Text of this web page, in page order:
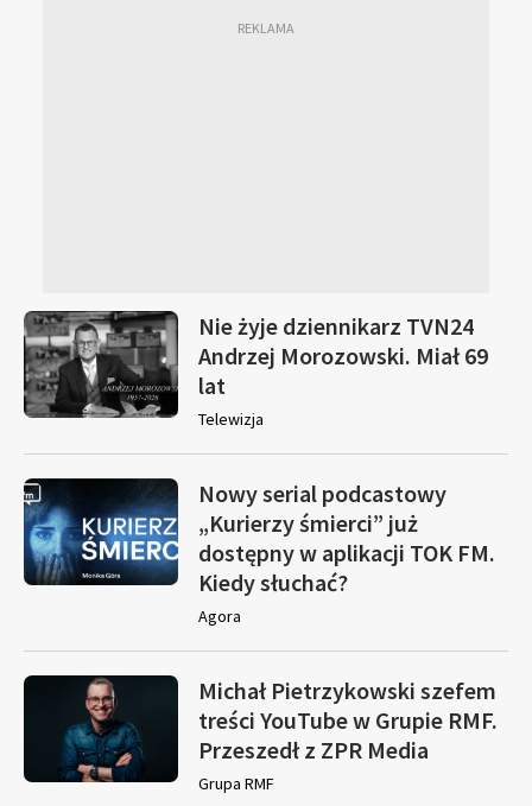
Nie żyje dziennikarz TVN24
Andrzej Morozowski. Miał 69
lat
Telewizja
Nowy serial podcastowy
„Kurierzy śmierci” już
dostępny w aplikacji TOK FM.
Kiedy słuchać?
Agora
Michał Pietrzykowski szefem
treści YouTube w Grupie RMF.
Przeszedł z ZPR Media
Grupa RMF